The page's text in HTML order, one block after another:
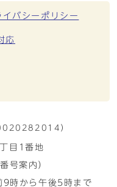
イバシーポリシー
応
）
目1番地
号案内）
9時から午後5時まで